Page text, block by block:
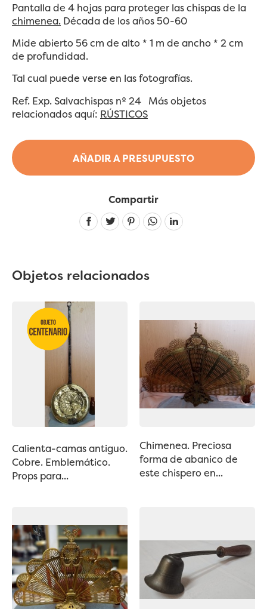
AÑADIR A PRESUPUESTO
Pantalla de 4 hojas para proteger las chispas de la
chimenea. Década de los años 50-60
Mide abierto 56 cm de alto * 1 m de ancho * 2 cm
de profundidad.
Tal cual puede verse en las fotografías.
Ref. Exp. Salvachispas nº 24 Más objetos
relacionados aquí: RÚSTICOS
Compartir
Linkedin
Objetos relacionados
Calienta-camas antiguo.
Cobre. Emblemático.
Props para...
Chimenea. Preciosa
forma de abanico de
este chispero en...